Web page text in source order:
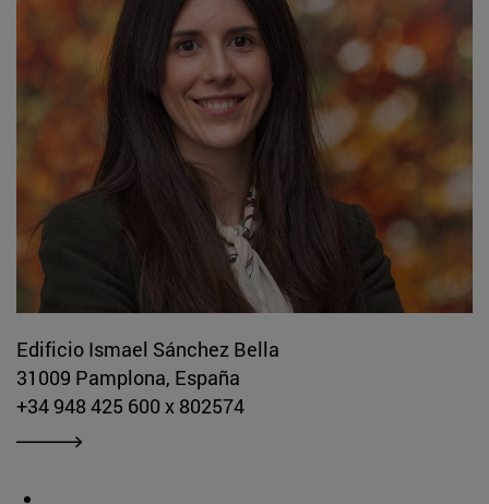
Edificio Ismael Sánchez Bella
31009 Pamplona, España
+34 948 425 600 x 802574